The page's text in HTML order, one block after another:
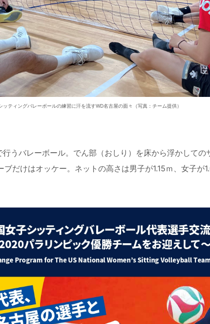
ッティングバレーボールの練習に汗を流すWD名古屋の面々（写真：チーム提供）
うバレーボール。でん部（おしり）を床から浮かしての
ブだけはオッケー。ネットの高さは男子が1.15ｍ、女子が